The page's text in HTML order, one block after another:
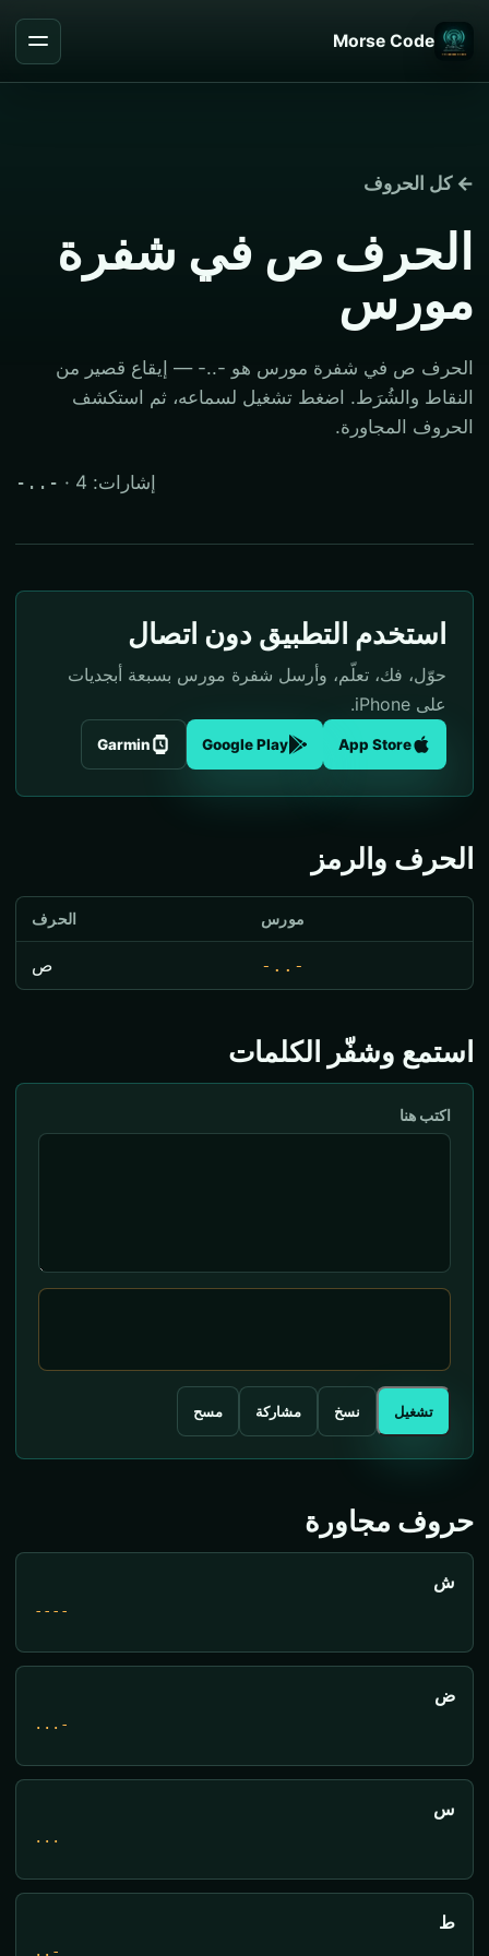
Morse Code
← كل الحروف
الحرف ص في شفرة
مورس
الحرف ص في شفرة مورس هو -..- — إيقاع قصير من
النقاط والشُرَط. اضغط تشغيل لسماعه، ثم استكشف
الحروف المجاورة.
-..- · إشارات: 4
استخدم التطبيق دون اتصال
حوّل، فك، تعلّم، وأرسل شفرة مورس بسبعة أبجديات
على iPhone.
App Store
Google Play
Garmin
الحرف والرمز
الحرف مورس
ص -..-
استمع وشفّر الكلمات
اكتب هنا
تشغيل نسخ مشاركة مسح
حروف مجاورة
ش
----
ض
...-
س
...
ط
..-